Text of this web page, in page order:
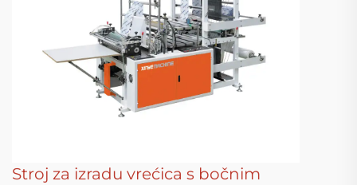
Stroj za izradu vrećica s bočnim